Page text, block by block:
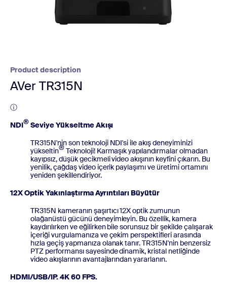
Product description
AVer TR315N
ⓘ
NDI®Seviye Yükseltme Akışı
TR315N'nin son teknoloji NDI'si ile akış deneyiminizi
yükseltin®Teknoloji! Karmaşık yapılandırmalar olmadan
kayıpsız, düşük gecikmeli video akışının keyfini çıkarın. Bu
yenilik, çağdaş video içerik paylaşımı ve üretimi ortamını
yeniden şekillendiriyor.
12X Optik Yakınlaştırma Ayrıntıları Büyütür
TR315N kameranın şaşırtıcı 12X optik zumunun
olağanüstü gücünü deneyimleyin. Bu özellik, kamera
kaydırılırken ve eğilirken bile sorunsuz bir şekilde çalışarak
içeriği vurgulamanıza ve çekim perspektifleri arasında
hızla geçiş yapmanıza olanak tanır. TR315N'nin benzersiz
PTZ performansı sayesinde dinamik, kristal netliğinde
video akışlarının avantajlarından yararlanın.
HDMI/USB/IP. 4K 60 FPS.